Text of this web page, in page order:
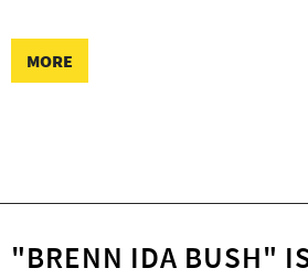
MORE
"BRENN IDA BUSH"